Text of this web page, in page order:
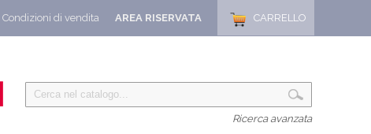
CARRELLO
AREA RISERVATA
Condizioni di vendita
Ricerca avanzata